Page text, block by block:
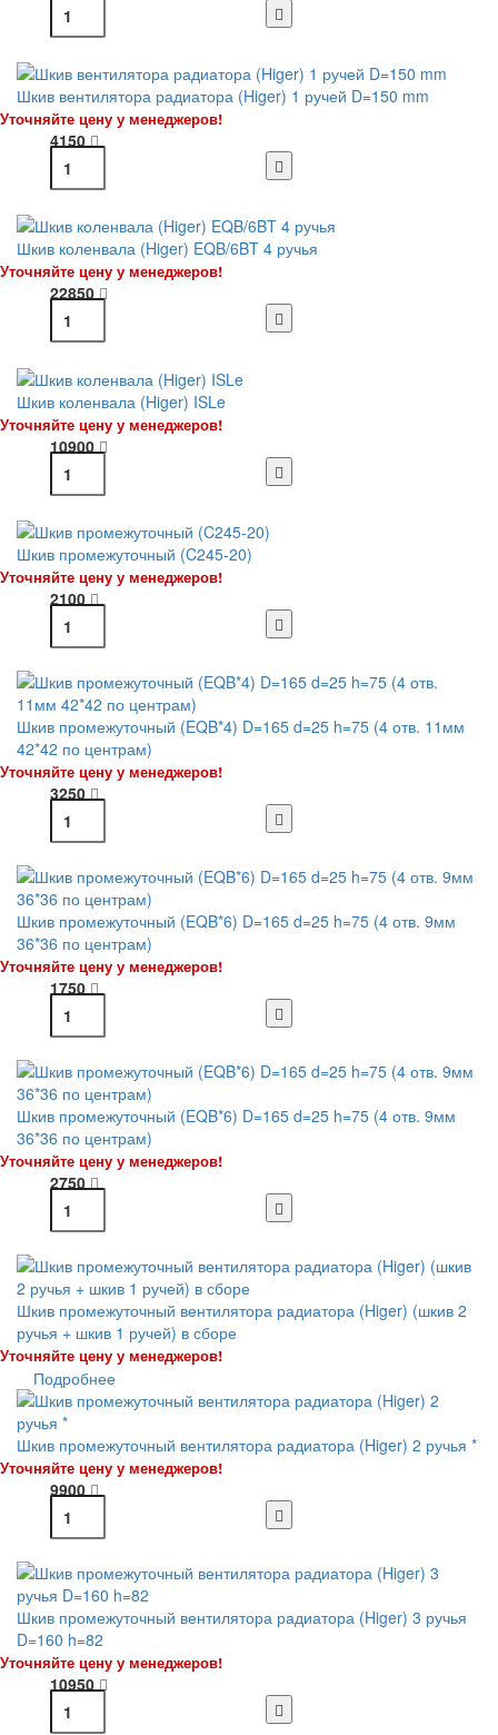
Шкив вентилятора радиатора (Higer) 1 ручей D=150 mm
Уточняйте цену у менеджеров!
4150
Шкив коленвала (Higer) EQB/6BT 4 ручья
Уточняйте цену у менеджеров!
22850
Шкив коленвала (Higer) ISLe
Уточняйте цену у менеджеров!
10900
Шкив промежуточный (C245-20)
Уточняйте цену у менеджеров!
2100
Шкив промежуточный (EQB*4) D=165 d=25 h=75 (4 отв. 11мм
42*42 по центрам)
Уточняйте цену у менеджеров!
3250
Шкив промежуточный (EQB*6) D=165 d=25 h=75 (4 отв. 9мм
36*36 по центрам)
Уточняйте цену у менеджеров!
1750
Шкив промежуточный (EQB*6) D=165 d=25 h=75 (4 отв. 9мм
36*36 по центрам)
Уточняйте цену у менеджеров!
2750
Шкив промежуточный вентилятора радиатора (Higer) (шкив 2
ручья + шкив 1 ручей) в сборе
Уточняйте цену у менеджеров!
Подробнее
Шкив промежуточный вентилятора радиатора (Higer) 2 ручья *
Уточняйте цену у менеджеров!
9900
Шкив промежуточный вентилятора радиатора (Higer) 3 ручья
D=160 h=82
Уточняйте цену у менеджеров!
10950